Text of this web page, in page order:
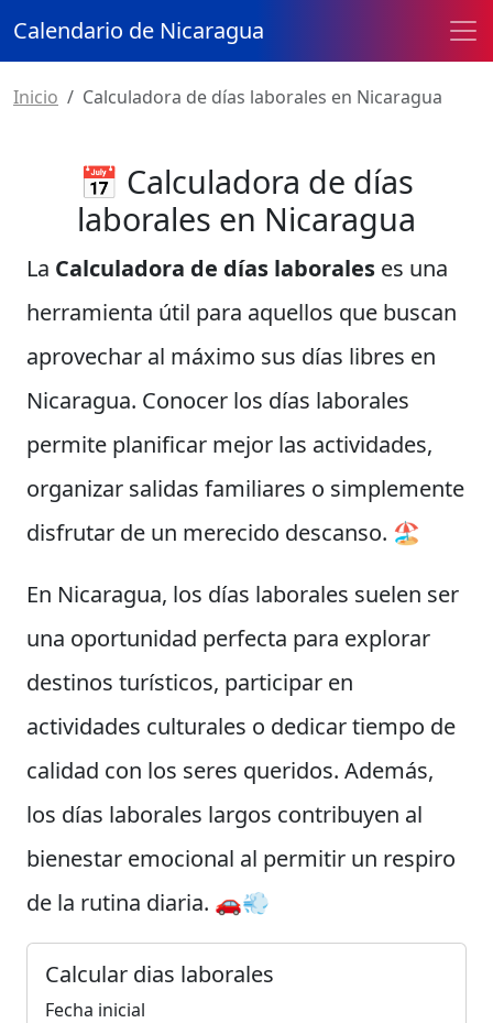
Calendario de Nicaragua
Inicio Calculadora de días laborales en Nicaragua
📅 Calculadora de días
laborales en Nicaragua
La Calculadora de días laborales es una
herramienta útil para aquellos que buscan
aprovechar al máximo sus días libres en
Nicaragua. Conocer los días laborales
permite planificar mejor las actividades,
organizar salidas familiares o simplemente
disfrutar de un merecido descanso. 🏖️
En Nicaragua, los días laborales suelen ser
una oportunidad perfecta para explorar
destinos turísticos, participar en
actividades culturales o dedicar tiempo de
calidad con los seres queridos. Además,
los días laborales largos contribuyen al
bienestar emocional al permitir un respiro
de la rutina diaria. 🚗💨
Calcular dias laborales
Fecha inicial